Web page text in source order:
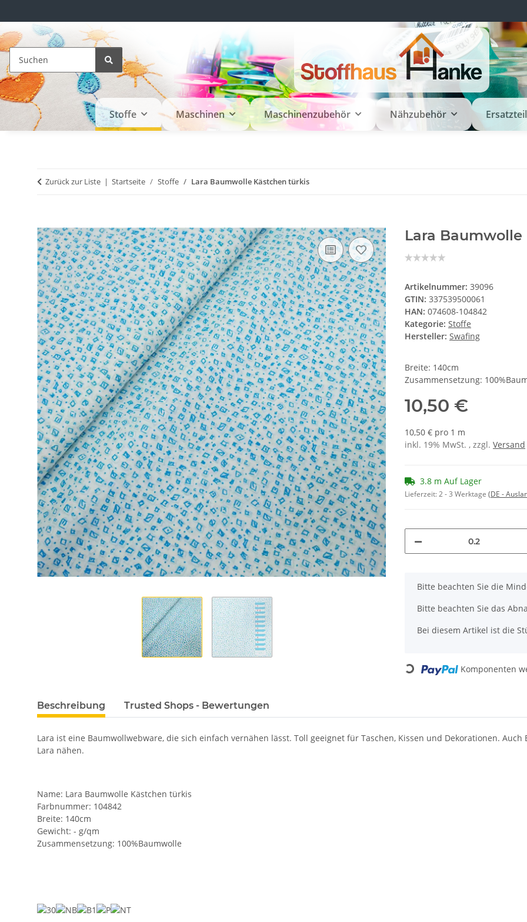
Stoffe Maschinen Maschinenzubehör Nähzubehör
Zurück zur Liste Startseite Stoffe Lara Baumwolle Kästchen türkis
Lara
Artikelnummer: 39096
GTIN: 337539500061
HAN: 074608-104842
Kategorie: Stoffe
Hersteller: Swafing
Breite: 140cm
Zusammensetzung:
10,50 €
10,50 € pro 1 m
inkl. 19% MwSt. , zzgl. Versand
3.8 m Auf Lager
Lieferzeit:2 - 3 Werktage (DE -
x
Bitte beachten Sie die
Bitte beachten Sie das
Bei diesem Artikel ist die
Loading... Komponenten
Beschreibung Trusted Shops - Bewertungen
Lara ist eine Baumwollwebware, die sich einfach vernähen lässt. Toll geeignet für Taschen, Kissen und Dekorationen.
Lara nähen.
Name: Lara Baumwolle Kästchen türkis
Farbnummer: 104842
Breite: 140cm
Gewicht: - g/qm
Zusammensetzung: 100%Baumwolle